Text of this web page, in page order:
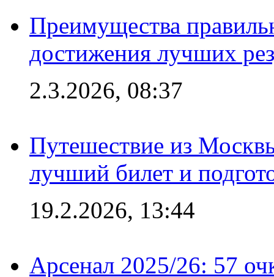
Преимущества
достижения лучших
2.3.2026, 08:37
Путешествие из
лучший билет и
19.2.2026, 13:44
Арсенал 2025/26: 57